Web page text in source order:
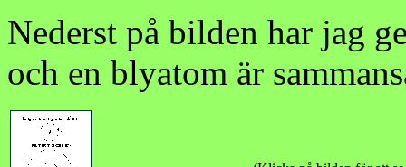
Nederst på bilden har jag
och en blyatom är